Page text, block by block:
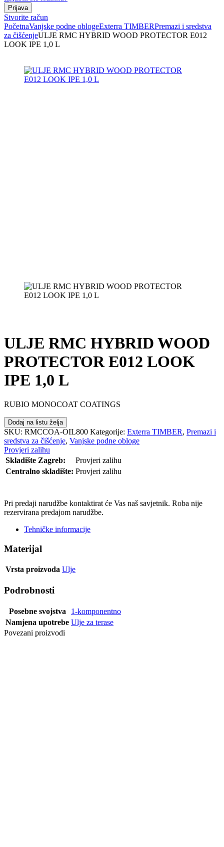
Stvorite račun
PočetnaVanjske podne oblogeExterra TIMBERPremazi i sredstva
za čišćenjeULJE RMC HYBRID WOOD PROTECTOR E012
LOOK IPE 1,0 L
ULJE RMC HYBRID WOOD
PROTECTOR E012 LOOK
IPE 1,0 L
RUBIO MONOCOAT COATINGS
Dodaj na listu želja
SKU: RMCCOA-OIL800 Kategorije: Exterra TIMBER, Premazi i
sredstva za čišćenje, Vanjske podne obloge
Provjeri zalihu
Skladište Zagreb:
Provjeri zalihu
Centralno skladište: Provjeri zalihu
Pri predaji narudžbe kontaktirat će Vas naš savjetnik. Roba nije
rezervirana predajom narudžbe.
Tehničke informacije
Materijal
Vrsta proizvoda Ulje
Podrobnosti
Posebne svojstva
1-komponentno
Namjena upotrebe Ulje za terase
Povezani proizvodi